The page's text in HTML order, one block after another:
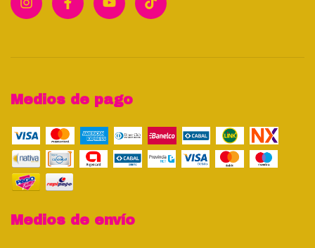
Medios de pago
Medios de envío